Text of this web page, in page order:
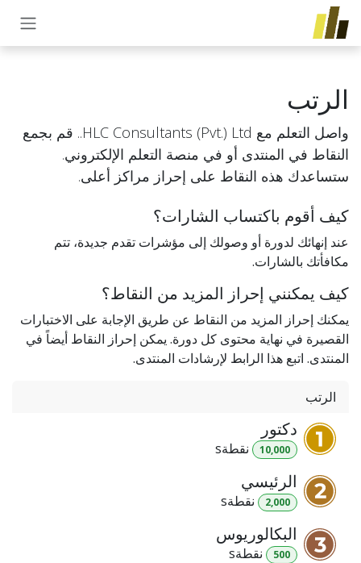
تخطي للذهاب إلى المحتوى
الرتب
واصل التعلم مع HLC Consultants (Pvt.) Ltd.. قم بجمع
النقاط في المنتدى أو في منصة التعلم الإلكتروني.
ستساعدك هذه النقاط على إحراز مراكز أعلى.
كيف أقوم باكتساب الشارات؟
عند إنهائك لدورة أو وصولك إلى مؤشرات تقدم جديدة، تتم
مكافأتك بالشارات.
كيف يمكنني إحراز المزيد من النقاط؟
يمكنك إحراز المزيد من النقاط عن طريق الإجابة على الاختبارات
القصيرة في نهاية محتوى كل دورة. يمكن إحراز النقاط أيضاً في
المنتدى. اتبع هذا الرابط لإرشادات المنتدى.
الرتب
دكتور
10,000 نقطةs
الرئيسي
2,000 نقطةs
البكالوريوس
500 نقطةs